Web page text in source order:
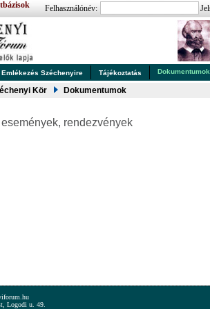
Felhasználónév:
Emlékezés Széchenyire Tájékoztatás Dokumentumok
Kör Dokumentumok
rendezvények
Logodi u. 49.